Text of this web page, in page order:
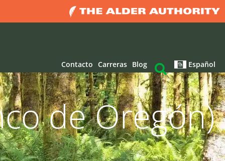
Contacto Carreras Blog Español
de Oregón)